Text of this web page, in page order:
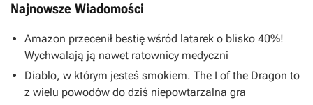
Najnowsze Wiadomości
Amazon przecenił bestię wśród latarek o blisko 40%!
Wychwalają ją nawet ratownicy medyczni
Diablo, w którym jesteś smokiem. The I of the Dragon to
z wielu powodów do dziś niepowtarzalna gra